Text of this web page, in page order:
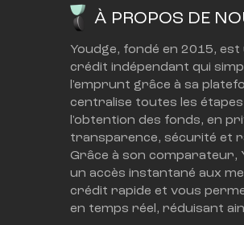
À PROPOS DE
Youdge, fondé en 2015,
crédit indépendant qui
l'emprunt grâce à sa
centralise toutes les
l'obtention des fonds, en
transparence, sécurité et
Grâce à son comparateur,
un accès instantané aux
crédit rapide et vous
en temps réel, réduisant